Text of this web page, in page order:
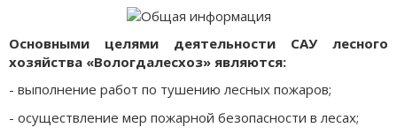
Основными целями деятельности САУ лесного
хозяйства «Вологдалесхоз» являются:
- выполнение работ по тушению лесных пожаров;
- осуществление мер пожарной безопасности в лесах;